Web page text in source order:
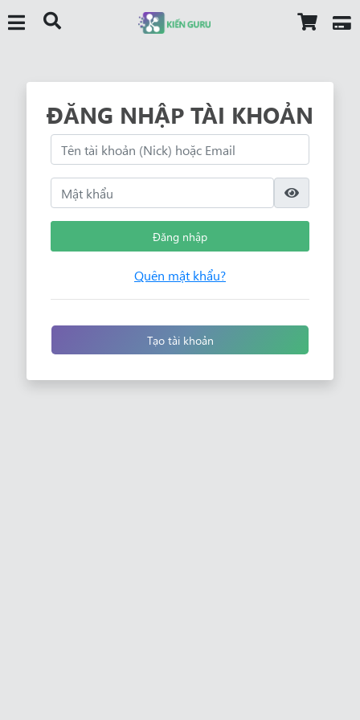
ĐĂNG NHẬP TÀI KHOẢN
Đăng nhập
Quên mật khẩu?
Tạo tài khoản